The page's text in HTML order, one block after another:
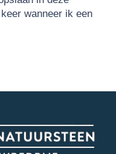
wanneer ik een